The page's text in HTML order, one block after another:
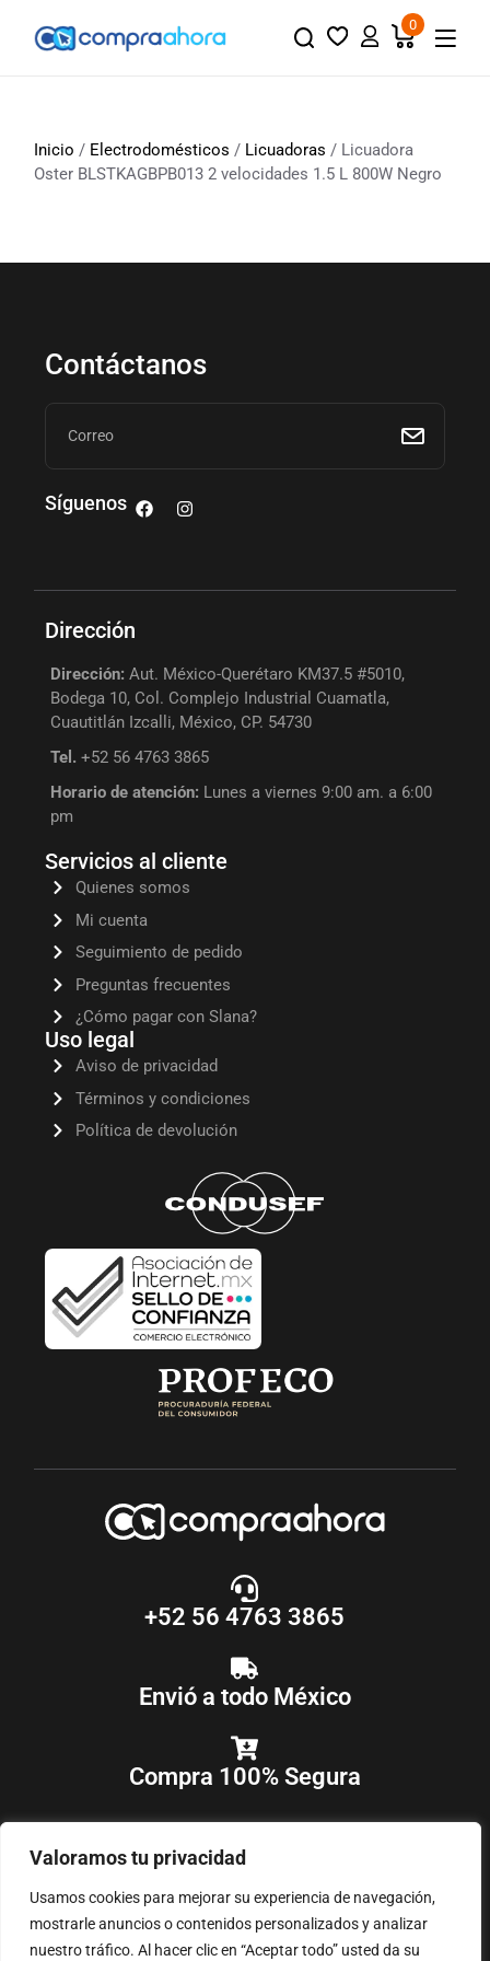
Valoramos tu privacidad
Usamos cookies para mejorar su experiencia de navegación,
mostrarle anuncios o contenidos personalizados y analizar
nuestro tráfico. Al hacer clic en “Aceptar todo” usted da su
0
Inicio / Electrodomésticos / Licuadoras / Licuadora
Oster BLSTKAGBPB013 2 velocidades 1.5 L 800W Negro
Contáctanos
Síguenos
Dirección
Dirección: Aut. México-Querétaro KM37.5 #5010,
Bodega 10, Col. Complejo Industrial Cuamatla,
Cuautitlán Izcalli, México, CP. 54730
Tel. +52 56 4763 3865
Horario de atención: Lunes a viernes 9:00 am. a 6:00
pm
Servicios al cliente
Quienes somos
Mi cuenta
Seguimiento de pedido
Preguntas frecuentes
¿Cómo pagar con Slana?
Uso legal
Aviso de privacidad
Términos y condiciones
Política de devolución
+52 56 4763 3865
Envió a todo México
Compra 100% Segura
COPYRIGHT © 2018-2025COMPRAAHORA, TODOS LOS DERECHOS